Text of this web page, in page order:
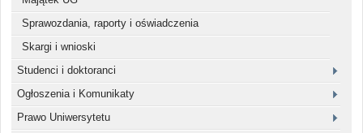
Sprawozdania, raporty i oświadczenia
Skargi i wnioski
Studenci i doktoranci
Ogłoszenia i Komunikaty
Prawo Uniwersytetu